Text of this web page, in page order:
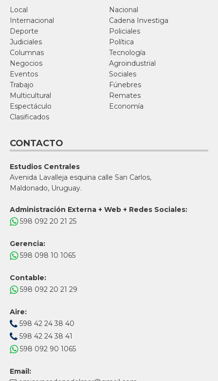
Local
Nacional
Internacional
Cadena Investiga
Deporte
Policiales
Judiciales
Política
Columnas
Tecnología
Negocios
Agroindustrial
Eventos
Sociales
Trabajo
Fúnebres
Multicultural
Remates
Espectáculo
Economía
Clasificados
CONTACTO
Estudios Centrales
Avenida Lavalleja esquina calle San Carlos,
Maldonado, Uruguay.
Administración Externa + Web + Redes Sociales:
598 092 20 21 25
Gerencia:
598 098 10 1065
Contable:
598 092 20 21 29
Aire:
598 42 24 38 40
598 42 24 38 41
598 092 90 1065
Email: